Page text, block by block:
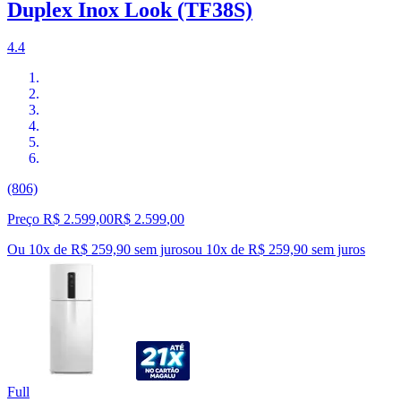
Duplex Inox Look (TF38S)
4.4
(806)
Preço R$ 2.599,00R$ 2.599,00
Ou 10x de R$ 259,90 sem jurosou 10x de R$ 259,90 sem juros
Full